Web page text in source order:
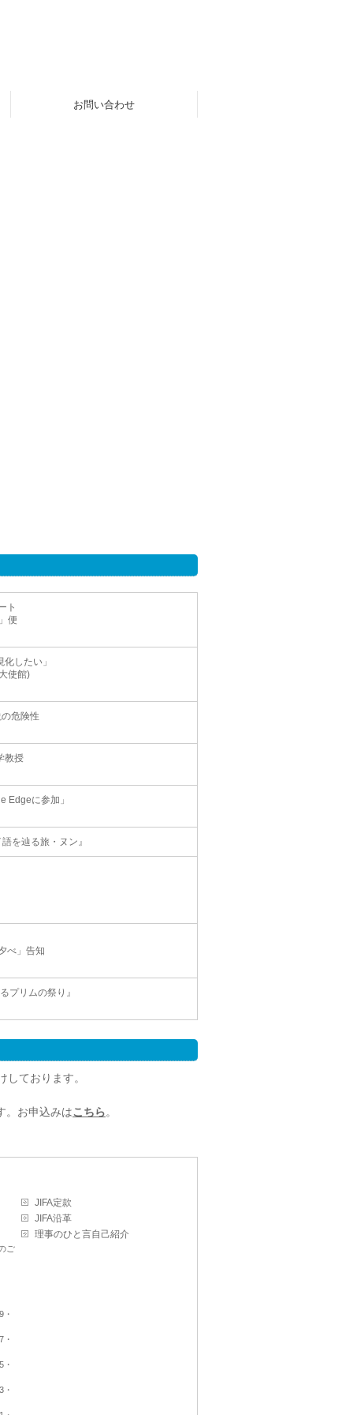
お問い合わせ
ト
便
したい」
使館)
危険性
教授
Edgeに参加」
を辿る旅・ヌン』
べ」告知
プリムの祭り』
ております。
。お申込みはこちら。
JIFA定款
ご
JIFA沿革
理事のひと言自己紹介